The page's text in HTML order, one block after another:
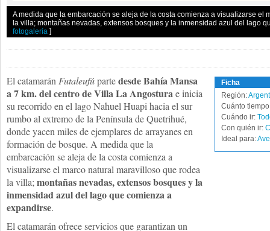
A medida que la embarcación se aleja de la costa comienza a visualizarse el
la villa; montañas nevadas, extensos bosques y la inmensidad azul del lago
fotogalería ]
Ficha
Región:
Cuánto
Cuándo ir:
Con quién ir:
Ideal para:
El catamarán Futaleufúpartedesde Bahía Mansa
a 7 km. del centro de Villa La Angosturae inicia
su recorrido en el lago Nahuel Huapi hacia el sur
rumbo al extremo de la Península de Quetrihué,
donde yacen miles de ejemplares de arrayanes en
formación de bosque. A medida que la
embarcación se aleja de la costa comienza a
visualizarse el marco natural maravilloso que rodea
la villa; montañas nevadas, extensos bosques y la
inmensidad azul del lago que comienza a
expandirse.
El catamarán ofrece servicios que garantizan un